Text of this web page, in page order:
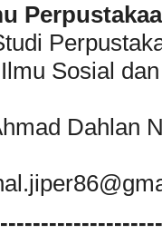
Sosial
Dahlan